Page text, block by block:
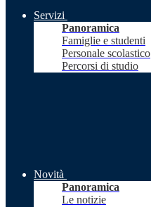
Servizi
Panoramica
Famiglie e studenti
Personale scolastico
Percorsi di studio
Novità
Panoramica
Le notizie